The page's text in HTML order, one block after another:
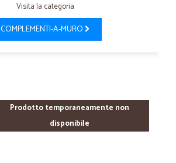
Visita la categoria
COMPLEMENTI-A-MURO
Prodotto temporaneamente non
disponibile